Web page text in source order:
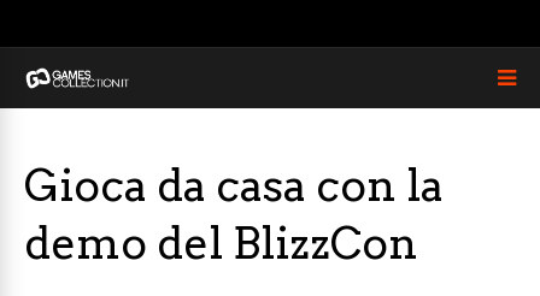
Gioca da casa con la
demo del BlizzCon